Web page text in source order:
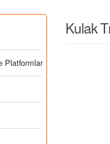
Kulak
Platformlar